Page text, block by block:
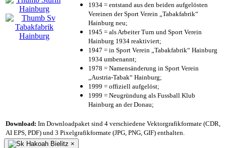
1934 = entstand aus den beiden aufgelösten
Vereinen der Sport Verein „Tabakfabrik“
Hainburg neu;
1945 = als Arbeiter Turn und Sport Verein
Hainburg 1934 reaktiviert;
1947 = in Sport Verein „Tabakfabrik“ Hainburg
1934 umbenannt;
1978 = Namensänderung in Sport Verein
„Austria-Tabak“ Hainburg;
1999 = offiziell aufgelöst;
1999 = Neugründung als Fussball Klub
Hainburg an der Donau;
Download: Im Downloadpaket sind 4 verschiedene Vektorgrafikformate (CDR,
AI EPS, PDF) und 3 Pixelgrafikformate (JPG, PNG, GIF) enthalten.
×